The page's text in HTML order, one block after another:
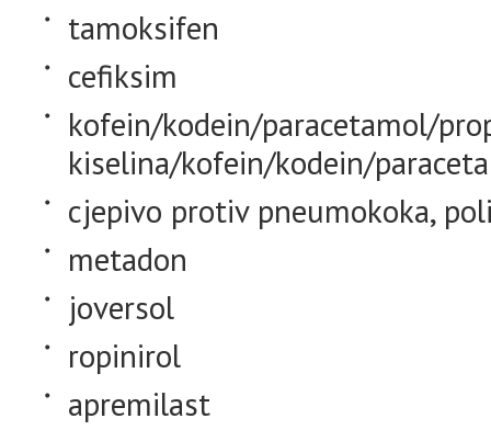
tamoksifen
cefiksim
kofein/kodein/paracetamol/
kiselina/kofein/kodein/
cjepivo protiv pneumokoka,
metadon
joversol
ropinirol
apremilast